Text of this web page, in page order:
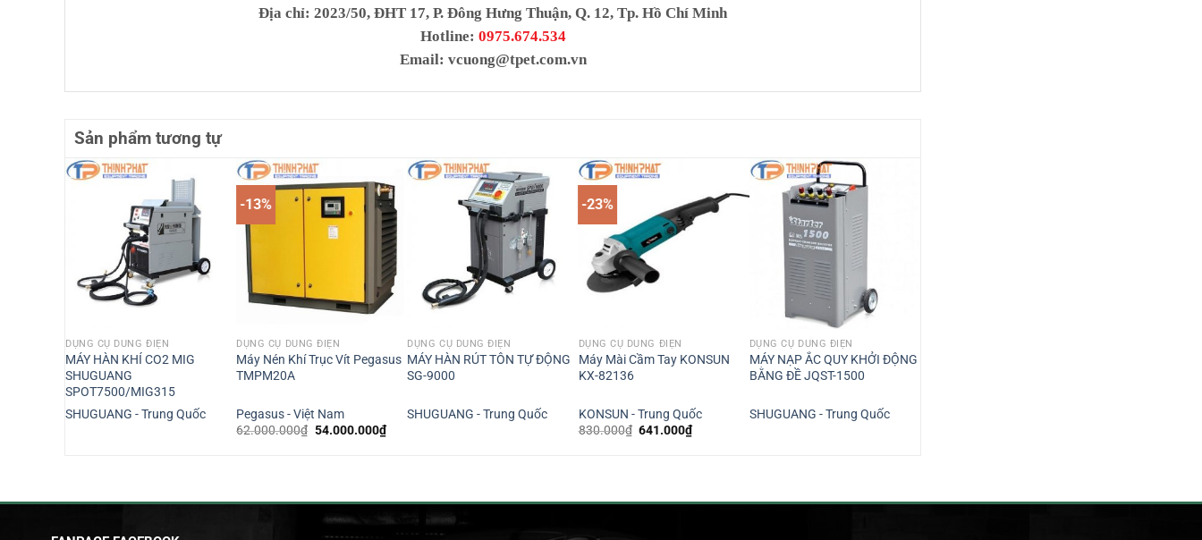
Địa chỉ: 2023/50, ĐHT 17, P. Đông Hưng Thuận, Q. 12, Tp. Hồ Chí Minh
Hotline: 0975.674.534
Email: vcuong@tpet.com.vn
Sản phẩm tương tự
DỤNG CỤ DÙNG ĐIỆN
MÁY HÀN KHÍ CO2 MIG
SHUGUANG
SPOT7500/MIG315
SHUGUANG - Trung Quốc
-13%
DỤNG CỤ DÙNG ĐIỆN
Máy Nén Khí Trục Vít Pegasus
TMPM20A
Pegasus - Việt Nam
62.000.000₫ Giá
54.000.000₫Giá
hiện
DỤNG CỤ DÙNG ĐIỆN
MÁY HÀN RÚT TÔN TỰ ĐỘNG
SG-9000
SHUGUANG - Trung Quốc
-23%
DỤNG CỤ DÙNG ĐIỆN
Máy Mài Cầm Tay KONSUN
KX-82136
KONSUN - Trung Quốc
830.000₫ Giá
641.000₫Giá
hiện
DỤNG CỤ DÙNG ĐIỆN
MÁY NẠP ẮC QUY KHỞI ĐỘNG
BẰNG ĐỀ JQST-1500
SHUGUANG - Trung Quốc